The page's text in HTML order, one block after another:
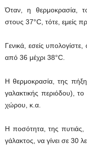
Όταν, η θερμοκρασία,
στους 37°C, τότε, εμείς
Γενικά, εσείς
από 36 μέχρι 38°C.
Η θερμοκρασία, της
γαλακτικής περιόδου),
χώρου, κ.α.
Η ποσότητα, της πυτιάς,
γάλακτος, να γίνει σε 30